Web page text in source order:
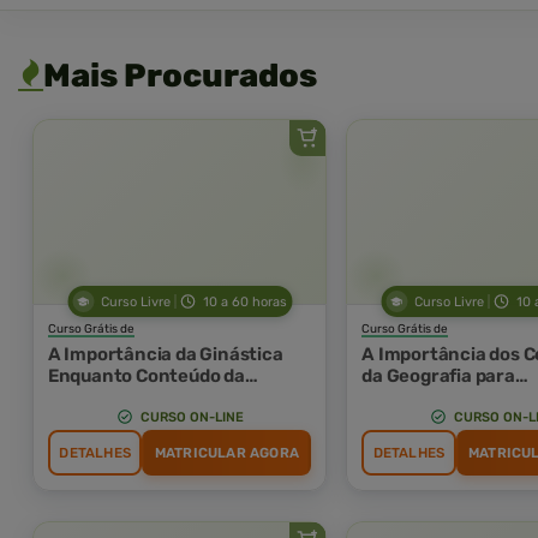
Mais Procurados
Curso Livre 10 a 60 horas
Curso Grátis de
A Importância da Ginástica
Enquanto Conteúdo da
CURSO ON-LINE
DETALHES MATRICULAR AGORA
Curso Livre 10
Curso Grátis de
A Importância dos
da Geografia para
GeográficosCURSO ON-
DETALHES